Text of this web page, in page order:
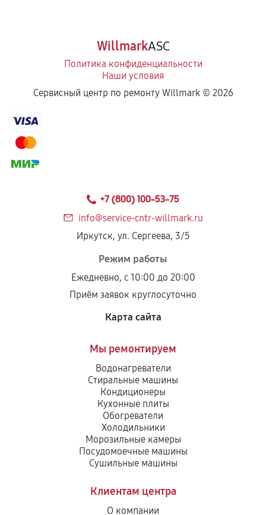
WillmarkASC
Политика конфиденциальности
Наши условия
Сервисный центр по ремонту Willmark © 2026
+7 (800) 100-53-75
info@service-cntr-willmark.ru
Иркутск, ул. Сергеева, 3/5
Режим работы
Ежедневно, с 10:00 до 20:00
Приём заявок круглосуточно
Карта сайта
Мы ремонтируем
Водонагреватели
Стиральные машины
Кондиционеры
Кухонные плиты
Обогреватели
Холодильники
Морозильные камеры
Посудомоечные машины
Сушильные машины
Клиентам центра
О компании